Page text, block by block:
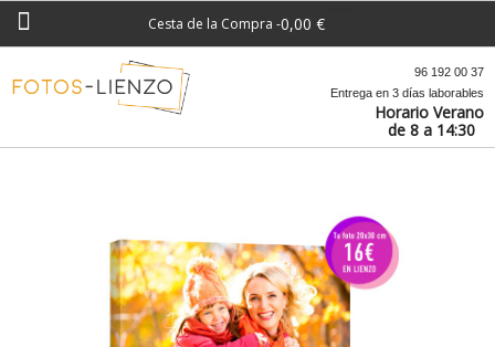
Cesta de la Compra -0,00 €
96 192 00 37
Entrega en 3 días laborables
Horario Verano
de 8 a 14:30